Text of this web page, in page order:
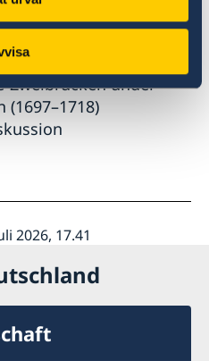
of cities in
Zweibrücken under
2026, 17.41